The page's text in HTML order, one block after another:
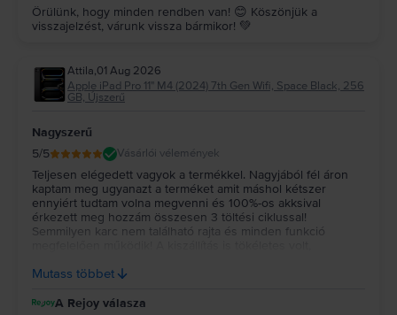
Örülünk, hogy minden rendben van! 😊 Köszönjük a
visszajelzést, várunk vissza bármikor! 💚
Attila,01 Aug 2026
Apple iPad Pro 11" M4 (2024) 7th Gen Wifi, Space Black, 256
GB, Újszerű
Nagyszerű
5/5 Vásárlói vélemények
Teljesen elégedett vagyok a termékkel. Nagyjából fél áron
kaptam meg ugyanazt a terméket amit máshol kétszer
ennyiért tudtam volna megvenni és 100%-os akksival
érkezett meg hozzám összesen 3 töltési ciklussal!
Semmilyen karc nem található rajta és minden funkció
tudom ajánlani!
Mutass többet
A Rejoy válasza